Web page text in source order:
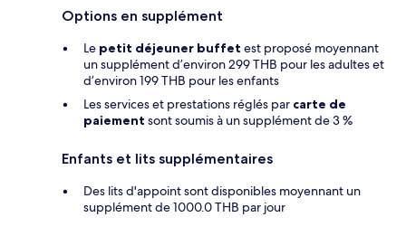
Options en supplément
Le petit déjeuner buffet est proposé moyennant
un supplément d’environ 299 THB pour les adultes et
d’environ 199 THB pour les enfants
Les services et prestations réglés par carte de
paiement sont soumis à un supplément de 3 %
Enfants et lits supplémentaires
Des lits d'appoint sont disponibles moyennant un
supplément de 1000.0 THB par jour